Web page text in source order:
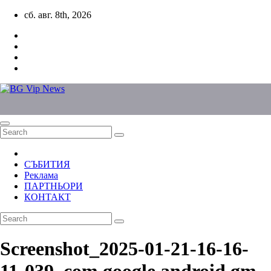
Skip
content
сб. авг. 8th, 2026
СЪБИТИЯ
Реклама
ПАРТНЬОРИ
КОНТАКТ
Screenshot_2025-01-21-16-16-